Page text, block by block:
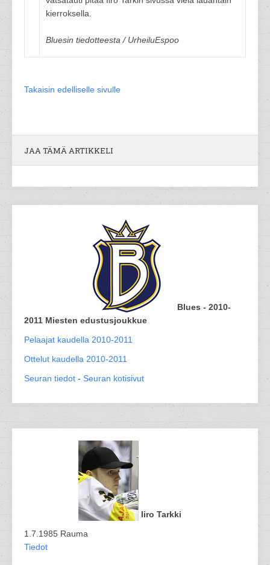
kierroksella.
Bluesin tiedotteesta / UrheiluEspoo
Takaisin edelliselle sivulle
JAA TÄMÄ ARTIKKELI
Blues - 2010-
2011 Miesten edustusjoukkue
Pelaajat kaudella 2010-2011
Ottelut kaudella 2010-2011
Seuran tiedot - Seuran kotisivut
Iiro Tarkki
1.7.1985 Rauma
Tiedot